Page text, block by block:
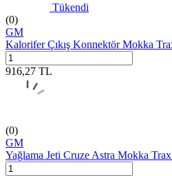
Tükendi
(0)
GM
Kalorifer Çıkış Konnektör Mokka
916,27 TL
(0)
GM
Yağlama Jeti Cruze Astra Mokka